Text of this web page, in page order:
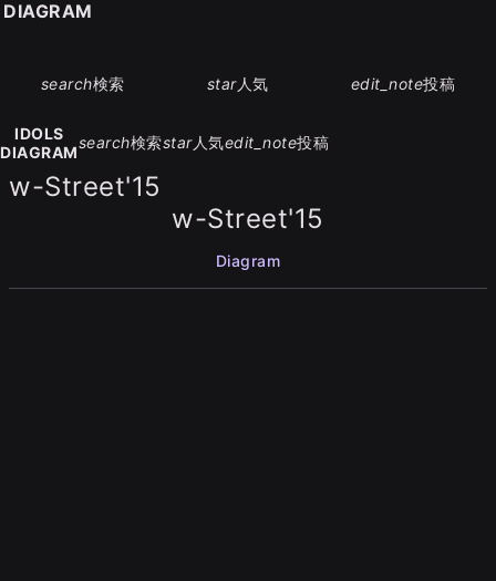
search検索 star人気 edit_note投稿
IDOLS
DIAGRAM
search検索star人気edit_note投稿
w-Street'15
w-Street'15
Diagram